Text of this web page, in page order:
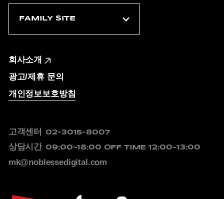
회사소개
광고/제휴 문의
개인정보보호방침
고객센터 02-3015-8007
상담시간 09:00~18:00 OFF TIME 12:00~13:00
mk@noblessedigital.com